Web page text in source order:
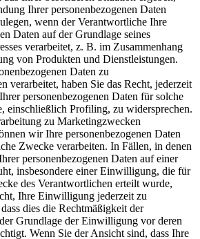
Ihrer personenbezogenen Daten
wenn der Verantwortliche Ihre
Daten auf der Grundlage seines
verarbeitet, z. B. im Zusammenhang
von Produkten und Dienstleistungen.
Daten zu
verarbeitet, haben Sie das Recht, jederzeit
personenbezogenen Daten für solche
einschließlich Profiling, zu widersprechen.
zu Marketingzwecken
wir Ihre personenbezogenen Daten
Zwecke verarbeiten. In Fällen, in denen
personenbezogenen Daten auf einer
insbesondere einer Einwilligung, die für
des Verantwortlichen erteilt wurde,
Ihre Einwilligung jederzeit zu
dies die Rechtmäßigkeit der
Grundlage der Einwilligung vor deren
Wenn Sie der Ansicht sind, dass Ihre